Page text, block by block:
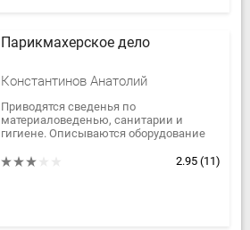
Парикмахерское дело
Константинов Анатолий
Приводятся сведенья по
материаловеденью, санитарии и
гигиене. Описываются оборудование
инструменты. Рассматриваются2.95 (11)